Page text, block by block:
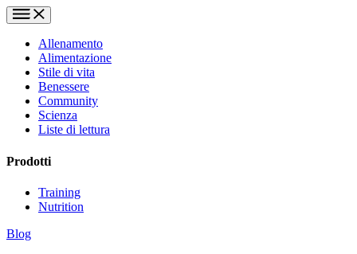
Allenamento
Alimentazione
Stile di vita
Benessere
Community
Scienza
Liste di lettura
Prodotti
Training
Nutrition
Blog